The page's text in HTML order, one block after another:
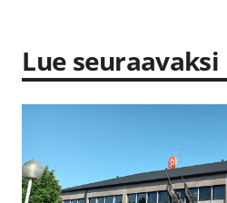
Lue seuraavaksi